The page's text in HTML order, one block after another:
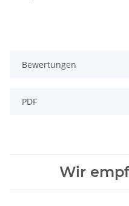
Bewertungen
PDF
Wir